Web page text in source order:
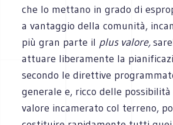
che lo mettano in grado di
a vantaggio della comunità,
più gran parte il plus valore,
attuare liberamente la
secondo le direttive
generale e, ricco delle
valore incamerato col terreno,